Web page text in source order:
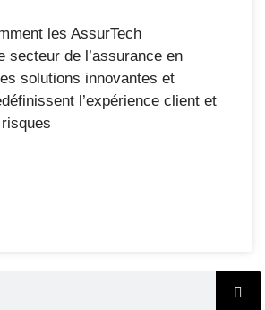
les AssurTech
secteur de l’assurance en
solutions innovantes et
l’expérience client et